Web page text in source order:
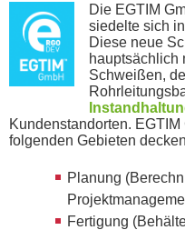
Die EGTIM
siedelte sich
Diese neue
hauptsächlich
Schweißen,
Kundenstandorten.
folgenden Gebieten
Planung
Fertigung